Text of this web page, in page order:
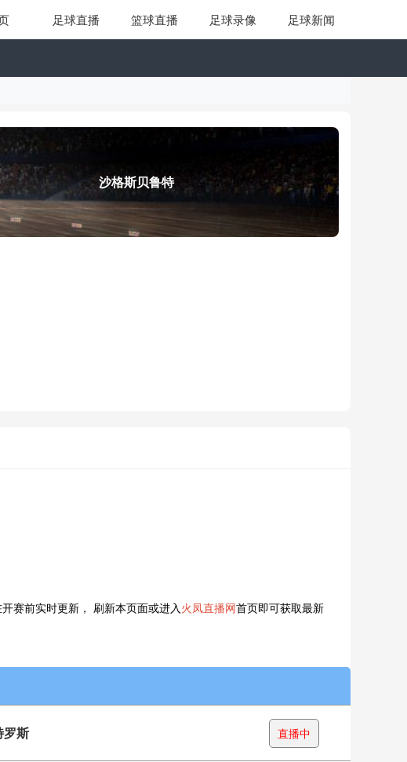
足球直播 篮球直播 足球录像 足球新闻
沙格斯贝鲁特
赛前实时更新， 刷新本页面或进入火凤直播网首页即可获取最新
罗斯 直播中